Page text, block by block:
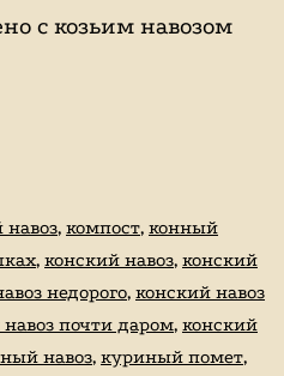
с козьим навозом
навоз, компост, конный
, конский навоз, конский
недорого, конский навоз
почти даром, конский
навоз, куриный помет,